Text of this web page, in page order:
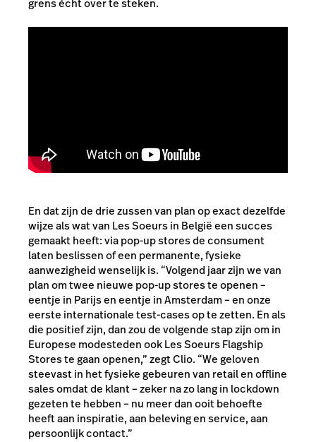
grens écht over te steken.
En dat zijn de drie zussen van plan op exact dezelfde
wijze als wat van Les Soeurs in België een succes
gemaakt heeft: via pop-up stores de consument
laten beslissen of een permanente, fysieke
aanwezigheid wenselijk is. “Volgend jaar zijn we van
plan om twee nieuwe pop-up stores te openen –
eentje in Parijs en eentje in Amsterdam – en onze
eerste internationale test-cases op te zetten. En als
die positief zijn, dan zou de volgende stap zijn om in
Europese modesteden ook Les Soeurs Flagship
Stores te gaan openen,” zegt Clio. “We geloven
steevast in het fysieke gebeuren van retail en offline
sales omdat de klant – zeker na zo lang in lockdown
gezeten te hebben – nu meer dan ooit behoefte
heeft aan inspiratie, aan beleving en service, aan
persoonlijk contact.”